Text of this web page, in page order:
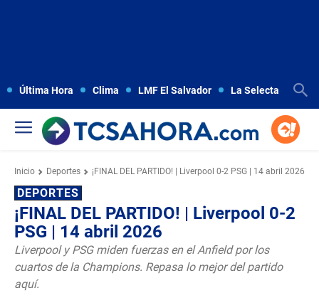
Última Hora Clima LMF El Salvador La Selecta
Inicio Deportes ¡FINAL DEL PARTIDO! | Liverpool 0-2 PSG | 14 abril 2026
DEPORTES
¡FINAL DEL PARTIDO! | Liverpool 0-2
PSG | 14 abril 2026
Liverpool y PSG miden fuerzas en el Anfield por los
cuartos de la Champions. Repasa lo mejor del partido
aquí.